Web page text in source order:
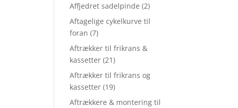
Affjedret sadelpinde (2)
Aftagelige cykelkurve til
foran (7)
Aftrækker til frikrans &
kassetter (21)
Aftrækker til frikrans og
kassetter (19)
Aftrækkere & montering til